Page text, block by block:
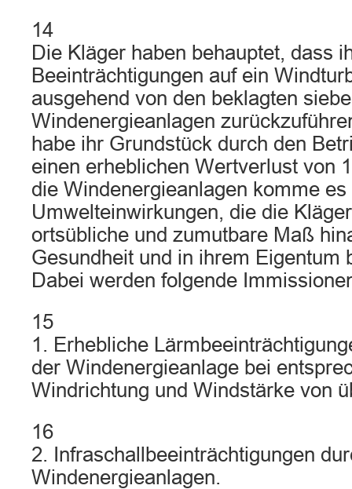
14
Die Kläger haben behauptet, dass
Beeinträchtigungen auf ein
ausgehend von den beklagten
Windenergieanlagen
habe ihr Grundstück durch den
einen erheblichen Wertverlust von
die Windenergieanlagen komme
Umwelteinwirkungen, die die
ortsübliche und zumutbare Maß
Gesundheit und in ihrem Eigentum
Dabei werden folgende
15
1. Erhebliche
der Windenergieanlage bei
Windrichtung und Windstärke von
16
2. Infraschallbeeinträchtigungen
Windenergieanlagen.